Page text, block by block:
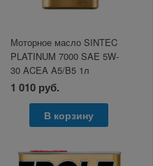
Моторное масло SINTEC
PLATINUM 7000 SAE 5W-
30 ACEA A5/B5 1л
1 010 руб.
В корзину